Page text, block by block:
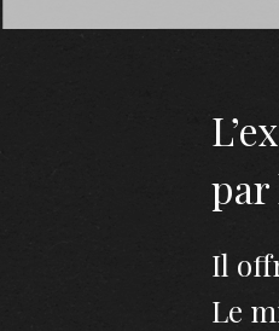
par
Il
Le